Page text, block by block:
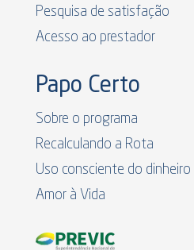
Pesquisa de satisfação
Acesso ao prestador
Papo Certo
Sobre o programa
Recalculando a Rota
Uso consciente do dinheiro
Amor à Vida